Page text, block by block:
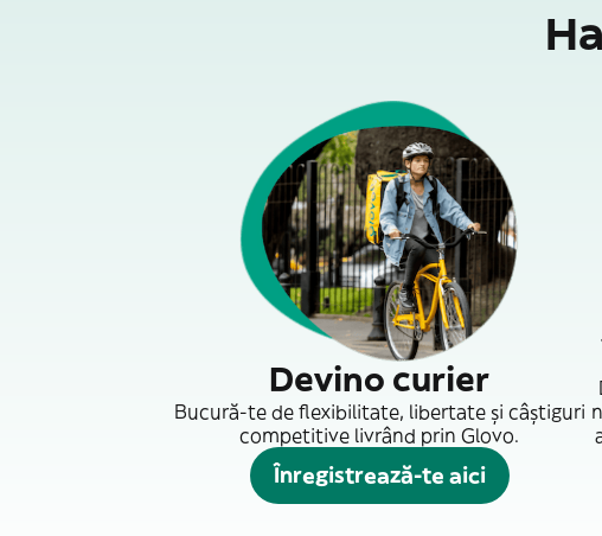
Devino curier
Bucură-te de flexibilitate, libertate și câștiguri
competitive livrând prin Glovo.
Înregistrează-te aici